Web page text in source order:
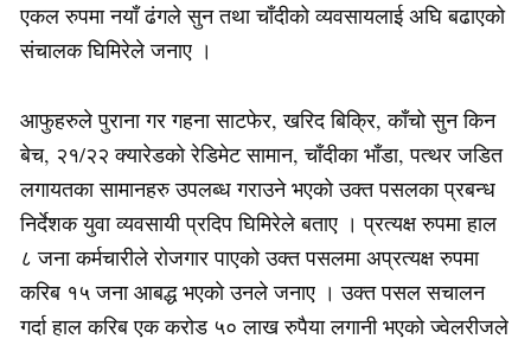
एकल रुपमा नयाँ ढंगले सुन तथा चाँदीको व्यवसायलाई अघि बढाएको
संचालक घिमिरेले जनाए ।
आफुहरुले पुराना गर गहना साटफेर, खरिद बिक्रि, काँचो सुन किन
बेच, २१/२२ क्यारेडको रेडिमेट सामान, चाँदीका भाँडा, पत्थर जडित
लगायतका सामानहरु उपलब्ध गराउने भएको उक्त पसलका प्रबन्ध
निर्देशक युवा व्यवसायी प्रदिप घिमिरेले बताए । प्रत्यक्ष रुपमा हाल
८ जना कर्मचारीले रोजगार पाएको उक्त पसलमा अप्रत्यक्ष रुपमा
करिब १५ जना आबद्ध भएको उनले जनाए । उक्त पसल सचालन
गर्दा हाल करिब एक करोड ५० लाख रुपैया लगानी भएको ज्वेलरीजले